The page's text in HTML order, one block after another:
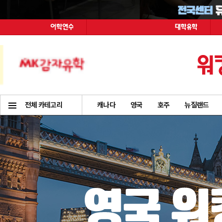
전체 카테고리 캐나다 영국 호주 뉴질랜드